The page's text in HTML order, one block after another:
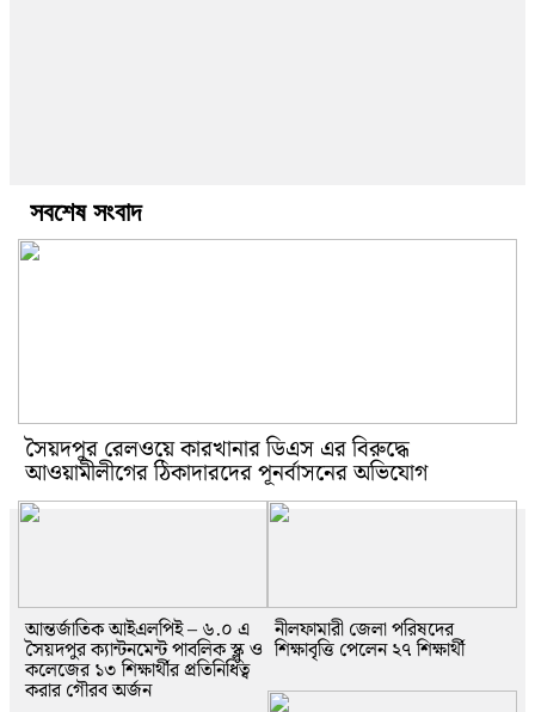
সবশেষ সংবাদ
সৈয়দপুর রেলওয়ে কারখানার ডিএস এর বিরুদ্ধে
আওয়ামীলীগের ঠিকাদারদের পূনর্বাসনের অভিযোগ
আন্তর্জাতিক আইএলপিই – ৬.০ এ
সৈয়দপুর ক্যান্টনমেন্ট পাবলিক স্ক্লু ও
কলেজের ১৩ শিক্ষার্থীর প্রতিনিধিত্ব
করার গৌরব অর্জন
নীলফামারী জেলা পরিষদের
শিক্ষাবৃত্তি পেলেন ২৭ শিক্ষার্থী